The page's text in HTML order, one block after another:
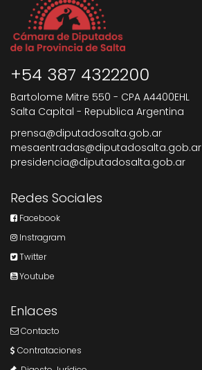
+54 387 4322200
Bartolome Mitre 550 - CPA A4400EHL
Salta Capital - Republica Argentina
prensa@diputadosalta.gob.ar
mesaentradas@diputadosalta.gob.ar
presidencia@diputadosalta.gob.ar
Redes Sociales
Facebook
Instragram
Twitter
Youtube
Enlaces
Contacto
Contrataciones